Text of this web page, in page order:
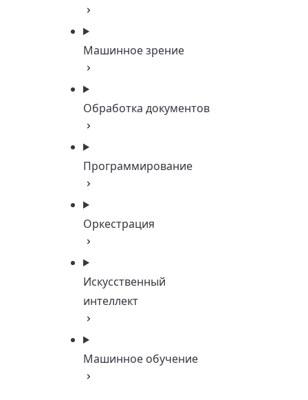
Машинное зрение
Обработка документов
Программирование
Оркестрация
Искусственный
интеллект
Машинное обучение